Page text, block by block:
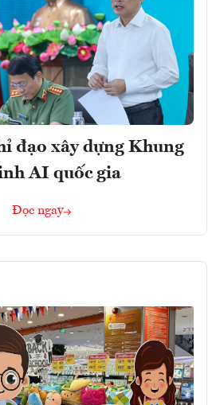
đạo xây dựng Khung
AI quốc gia
Đọc ngay